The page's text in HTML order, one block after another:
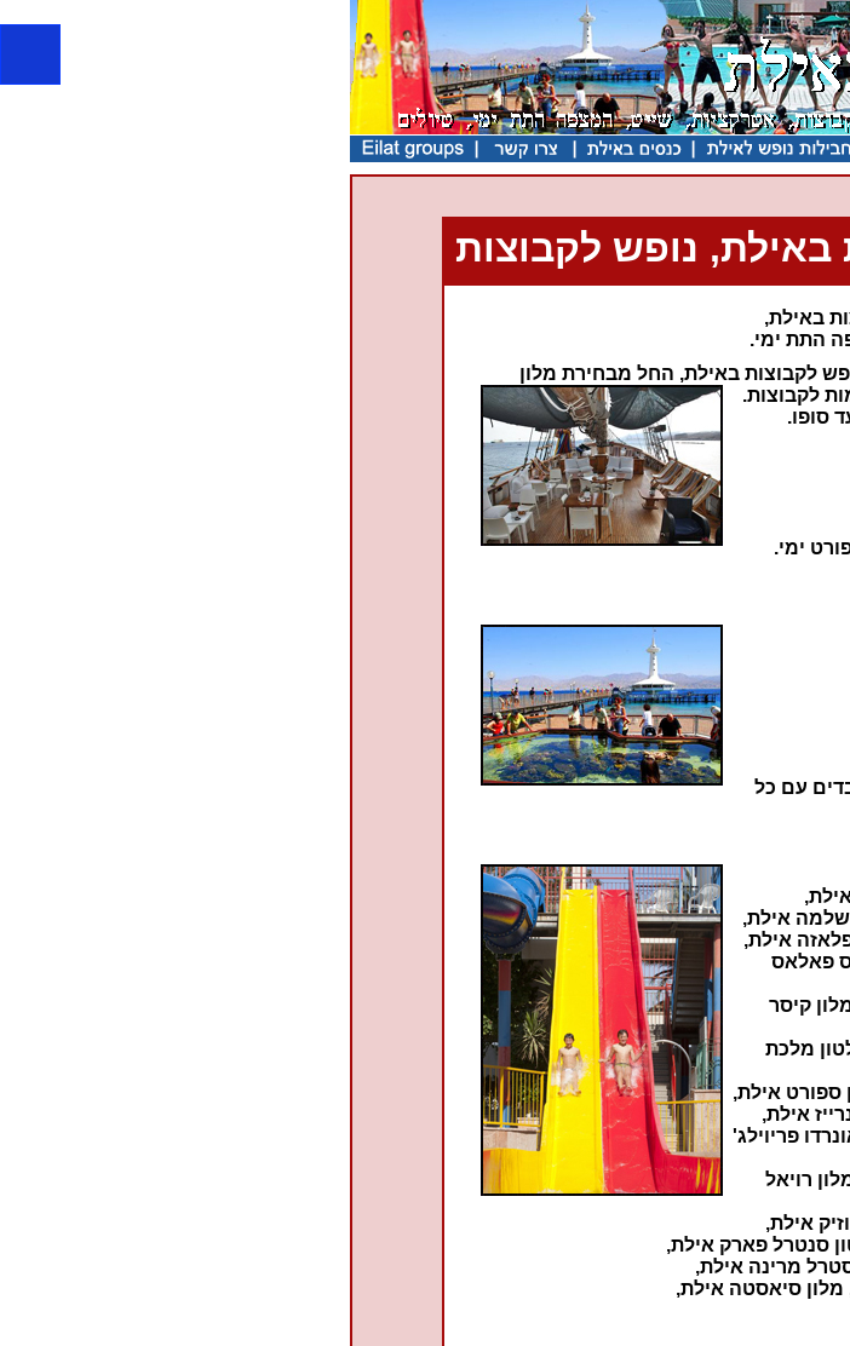
באילת, נופש לקבוצות
באילת,
התת ימי.
לקבוצות באילת, החל מבחירת מלון
לקבוצות.
סופו.
ימי.
עם כל
שלמה אילת,
אילת,
פאלאס
קיסר
מלכת
ספורט אילת,
אילת,
פריוילג'
רויאל
אילת,
סנטרל פארק אילת,
מרינה אילת,
מלון סיאסטה אילת,